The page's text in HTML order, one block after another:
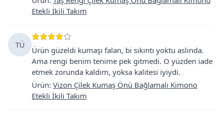
Etekli İkili Takım
TÜ
Ürün güzeldi kumaşı falan, bi sıkıntı yoktu aslında.
Ama rengi benim tenime pek gitmedi. O yüzden iade
etmek zorunda kaldım, yoksa kalitesi iyiydi.
Ürün: Vizon Çilek Kumaş Önü Bağlamalı Kimono
Etekli İkili Takım